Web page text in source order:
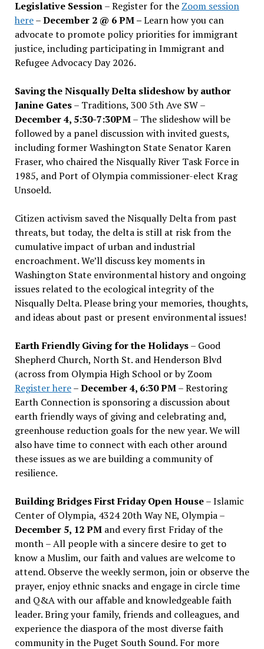
Legislative Session– Register for the Zoom session
here–December 2 @ 6 PM –Learn how you can
advocate to promote policy priorities for immigrant
justice, including participating in Immigrant and
Refugee Advocacy Day 2026.
Saving the Nisqually Delta slideshow by author
Janine Gates– Traditions, 300 5th Ave SW –
December 4, 5:30-7:30PM– The slideshow will be
followed by a panel discussion with invited guests,
including former Washington State Senator Karen
Fraser, who chaired the Nisqually River Task Force in
1985, and Port of Olympia commissioner-elect Krag
Unsoeld.
Citizen activism saved the Nisqually Delta from past
threats, but today, the delta is still at risk from the
cumulative impact of urban and industrial
encroachment. We’ll discuss key moments in
Washington State environmental history and ongoing
issues related to the ecological integrity of the
Nisqually Delta. Please bring your memories, thoughts,
and ideas about past or present environmental issues!
Earth Friendly Giving for the Holidays– Good
Shepherd Church, North St. and Henderson Blvd
(across from Olympia High School or by Zoom
Register here–December 4, 6:30 PM– Restoring
Earth Connection is sponsoring a discussion about
earth friendly ways of giving and celebrating and,
greenhouse reduction goals for the new year. We will
also have time to connect with each other around
these issues as we are building a community of
resilience.
Building Bridges First Friday Open House– Islamic
Center of Olympia, 4324 20th Way NE, Olympia –
December 5, 12 PMand every first Friday of the
month – All people with a sincere desire to get to
know a Muslim, our faith and values are welcome to
attend. Observe the weekly sermon, join or observe the
prayer, enjoy ethnic snacks and engage in circle time
and Q&A with our affable and knowledgeable faith
leader. Bring your family, friends and colleagues, and
experience the diaspora of the most diverse faith
community in the Puget South Sound. For more